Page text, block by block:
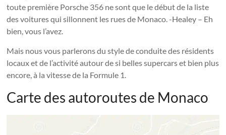
toute première Porsche 356 ne sont que le début de la liste
des voitures qui sillonnent les rues de Monaco. -Healey – Eh
bien, vous l’avez.
Mais nous vous parlerons du style de conduite des résidents
locaux et de l’activité autour de si belles supercars et bien plus
encore, à la vitesse de la Formule 1.
Carte des autoroutes de Monaco